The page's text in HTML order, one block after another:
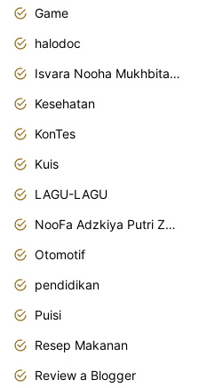
Game
halodoc
Isvara Nooha Mukhbita Zain
Kesehatan
KonTes
Kuis
LAGU-LAGU
NooFa Adzkiya Putri Zain
Otomotif
pendidikan
Puisi
Resep Makanan
Review a Blogger